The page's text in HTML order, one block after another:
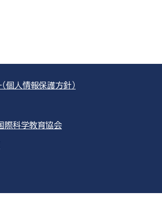
個人情報保護方針）
際科学教育協会